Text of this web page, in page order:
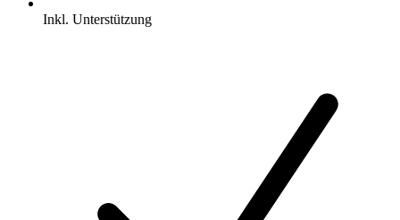
Inkl. Unterstützung